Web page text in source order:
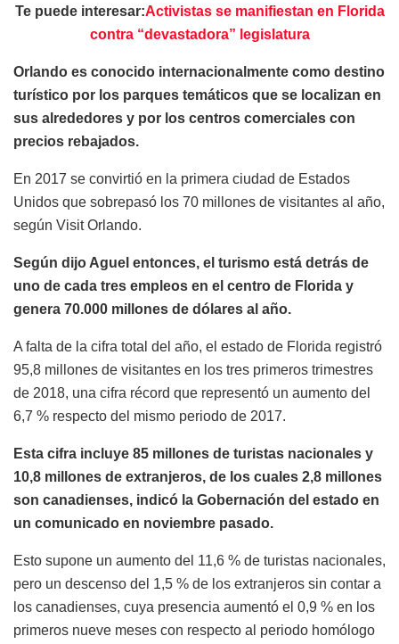
Te puede interesar:Activistas se manifiestan en Florida
contra “devastadora” legislatura
Orlando es conocido internacionalmente como destino
turístico por los parques temáticos que se localizan en
sus alrededores y por los centros comerciales con
precios rebajados.
En 2017 se convirtió en la primera ciudad de Estados
Unidos que sobrepasó los 70 millones de visitantes al año,
según Visit Orlando.
Según dijo Aguel entonces, el turismo está detrás de
uno de cada tres empleos en el centro de Florida y
genera 70.000 millones de dólares al año.
A falta de la cifra total del año, el estado de Florida registró
95,8 millones de visitantes en los tres primeros trimestres
de 2018, una cifra récord que representó un aumento del
6,7 % respecto del mismo periodo de 2017.
Esta cifra incluye 85 millones de turistas nacionales y
10,8 millones de extranjeros, de los cuales 2,8 millones
son canadienses, indicó la Gobernación del estado en
un comunicado en noviembre pasado.
Esto supone un aumento del 11,6 % de turistas nacionales,
pero un descenso del 1,5 % de los extranjeros sin contar a
los canadienses, cuya presencia aumentó el 0,9 % en los
primeros nueve meses con respecto al periodo homólogo